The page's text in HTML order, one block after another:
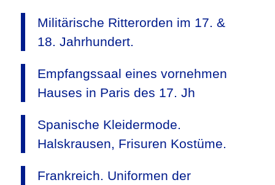
Militärische Ritterorden im 17. &
18. Jahrhundert.
Empfangssaal eines vornehmen
Hauses in Paris des 17. Jh
Spanische Kleidermode.
Halskrausen, Frisuren Kostüme.
Frankreich. Uniformen der